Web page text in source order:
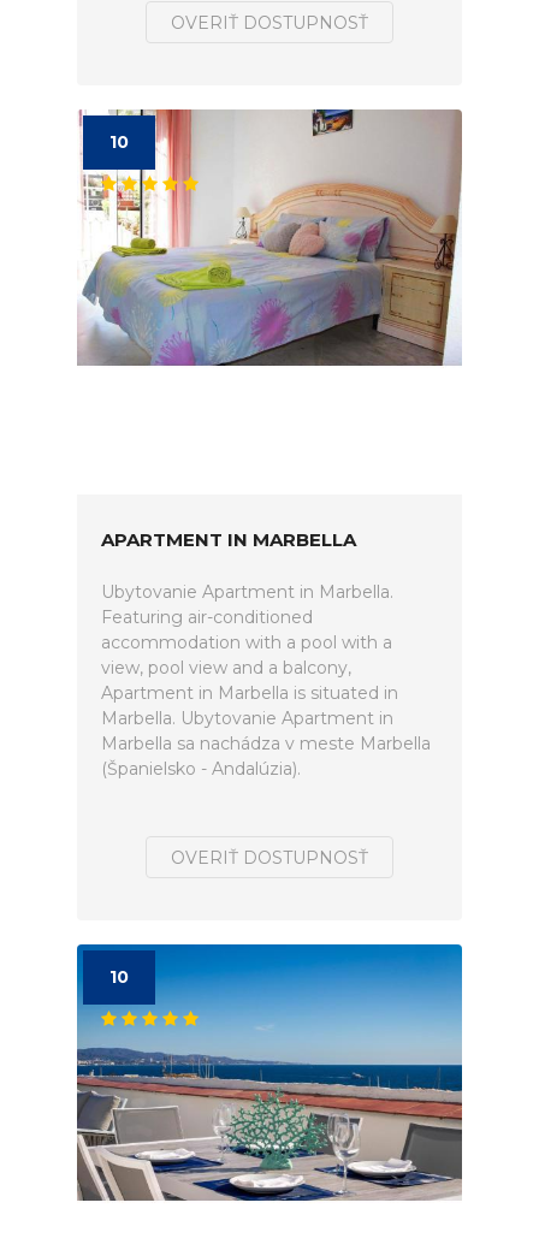
OVERIŤ DOSTUPNOSŤ
10
APARTMENT IN MARBELLA
Ubytovanie Apartment in Marbella.
Featuring air-conditioned
accommodation with a pool with a
view, pool view and a balcony,
Apartment in Marbella is situated in
Marbella. Ubytovanie Apartment in
Marbella sa nachádza v meste Marbella
(Španielsko - Andalúzia).
OVERIŤ DOSTUPNOSŤ
10